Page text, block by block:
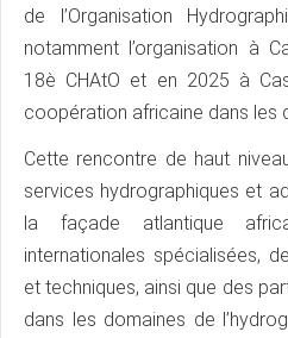
de l’Organisation
notamment l’organisation à
18è CHAtO et en 2025 à
coopération africaine dans les
Cette rencontre de haut
services hydrographiques et
la façade atlantique
internationales spécialisées,
et techniques, ainsi que des
dans les domaines de